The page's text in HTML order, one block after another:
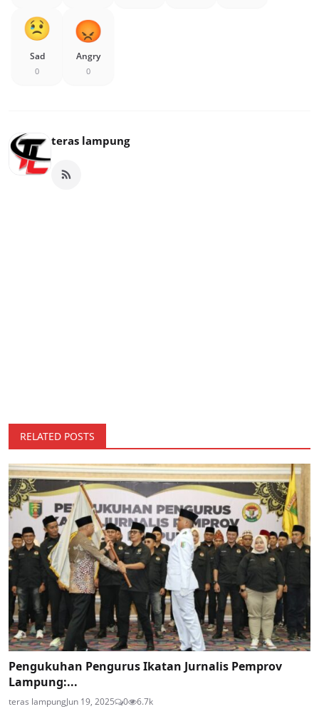
Sad
0
Angry
0
teras lampung
RELATED POSTS
Pengukuhan Pengurus Ikatan Jurnalis Pemprov
Lampung:...
teras lampungJun 19, 2025 0 6.7k